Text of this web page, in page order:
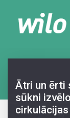
Ātri un ērti
sūkni